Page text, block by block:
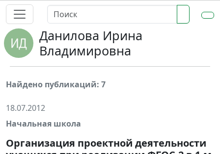
Данилова Ирина
Владимировна
Найдено публикаций: 7
18.07.2012
Начальная школа
Организация проектной деятельности